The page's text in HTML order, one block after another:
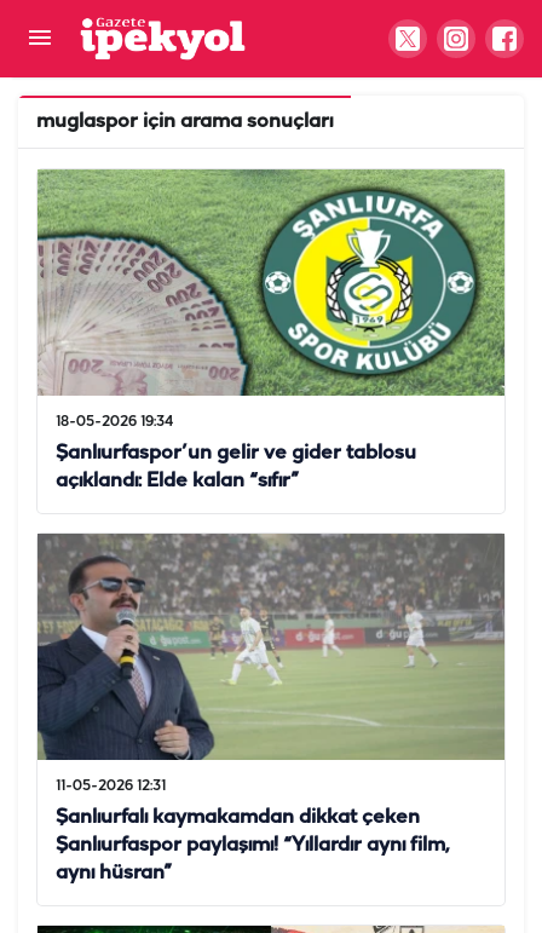
muglaspor için arama sonuçları
18-05-2026 19:34
Şanlıurfaspor’un gelir ve gider tablosu
açıklandı: Elde kalan “sıfır”
11-05-2026 12:31
Şanlıurfalı kaymakamdan dikkat çeken
Şanlıurfaspor paylaşımı! “Yıllardır aynı film,
aynı hüsran”